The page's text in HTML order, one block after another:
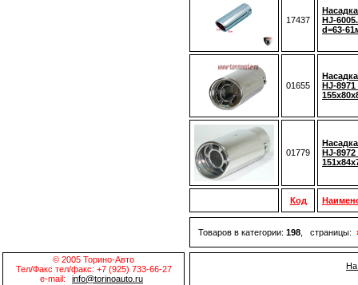
17437
HJ-
d=63-
01655
HJ-
01779
HJ-
Код
Товаров в категории: 198 , страницы:
© 2005 Торино-Авто
Тел/Факс тел/факс: +7 (925) 733-66-27
e-mail:
info@torinoauto.ru
На